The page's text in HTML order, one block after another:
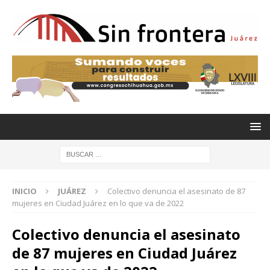
INICIO JUÁREZ
Colectivo denuncia el asesinato de 87
mujeres en Ciudad Juárez en lo que va de 2022
Colectivo denuncia el asesinato
de 87 mujeres en Ciudad Juárez